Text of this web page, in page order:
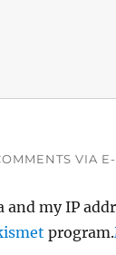
VIA E-
my IP
program.